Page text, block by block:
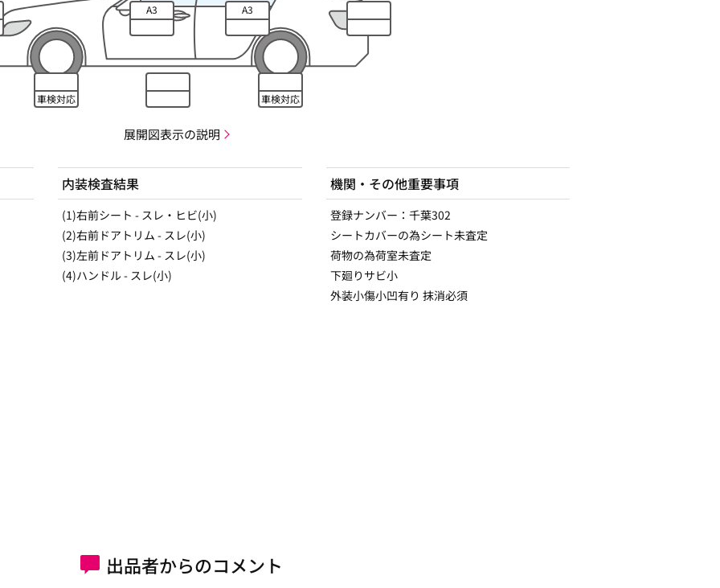
A3 A3
車検対応 車検対応
展開図表示の説明
内装検査結果
(1)右前シート - スレ・ヒビ(小)
(2)右前ドアトリム - スレ(小)
(3)左前ドアトリム - スレ(小)
(4)ハンドル - スレ(小)
機関・その他重要事項
登録ナンバー：千葉302
シートカバーの為シート未査定
荷物の為荷室未査定
下廻りサビ小
外装小傷小凹有り 抹消必須
出品者からのコメント